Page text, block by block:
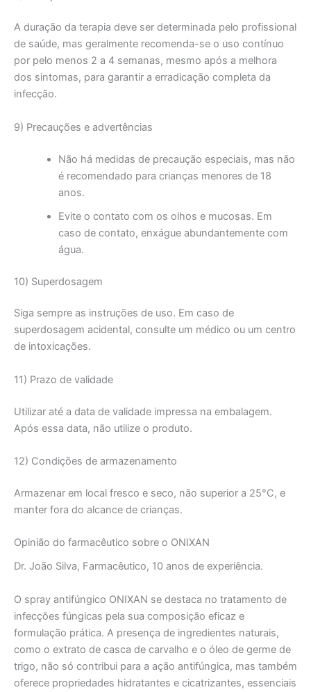
A duração da terapia deve ser determinada pelo profissional
de saúde, mas geralmente recomenda-se o uso contínuo
por pelo menos 2 a 4 semanas, mesmo após a melhora
dos sintomas, para garantir a erradicação completa da
infecção.
9) Precauções e advertências
Não há medidas de precaução especiais, mas não
é recomendado para crianças menores de 18
anos.
Evite o contato com os olhos e mucosas. Em
caso de contato, enxágue abundantemente com
água.
10) Superdosagem
Siga sempre as instruções de uso. Em caso de
superdosagem acidental, consulte um médico ou um centro
de intoxicações.
11) Prazo de validade
Utilizar até a data de validade impressa na embalagem.
Após essa data, não utilize o produto.
12) Condições de armazenamento
Armazenar em local fresco e seco, não superior a 25°C, e
manter fora do alcance de crianças.
Opinião do farmacêutico sobre o ONIXAN
Dr. João Silva, Farmacêutico, 10 anos de experiência.
O spray antifúngico ONIXAN se destaca no tratamento de
infecções fúngicas pela sua composição eficaz e
formulação prática. A presença de ingredientes naturais,
como o extrato de casca de carvalho e o óleo de germe de
trigo, não só contribui para a ação antifúngica, mas também
oferece propriedades hidratantes e cicatrizantes, essenciais